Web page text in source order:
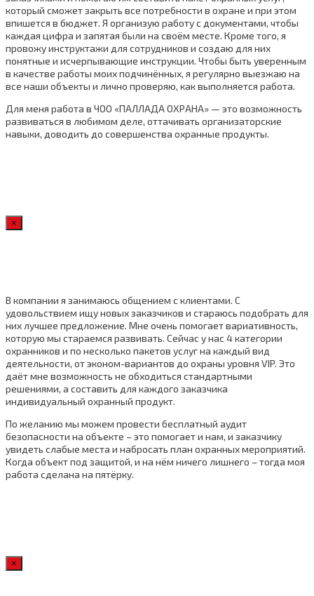
который сможет закрыть все потребности в охране и при этом
впишется в бюджет. Я организую работу с документами, чтобы
каждая цифра и запятая были на своём месте. Кроме того, я
провожу инструктажи для сотрудников и создаю для них
понятные и исчерпывающие инструкции. Чтобы быть уверенным
в качестве работы моих подчинённых, я регулярно выезжаю на
все наши объекты и лично проверяю, как выполняется работа.
Для меня работа в ЧОО «ПАЛЛАДА ОХРАНА» — это возможность
развиваться в любимом деле, оттачивать организаторские
навыки, доводить до совершенства охранные продукты.
×
В компании я занимаюсь общением с клиентами. С
удовольствием ищу новых заказчиков и стараюсь подобрать для
них лучшее предложение. Мне очень помогает вариативность,
которую мы стараемся развивать. Сейчас у нас 4 категории
охранников и по несколько пакетов услуг на каждый вид
деятельности, от эконом-вариантов до охраны уровня VIP. Это
даёт мне возможность не обходиться стандартными
решениями, а составить для каждого заказчика
индивидуальный охранный продукт.
По желанию мы можем провести бесплатный аудит
безопасности на объекте – это помогает и нам, и заказчику
увидеть слабые места и набросать план охранных мероприятий.
Когда объект под защитой, и на нём ничего лишнего – тогда моя
работа сделана на пятёрку.
×